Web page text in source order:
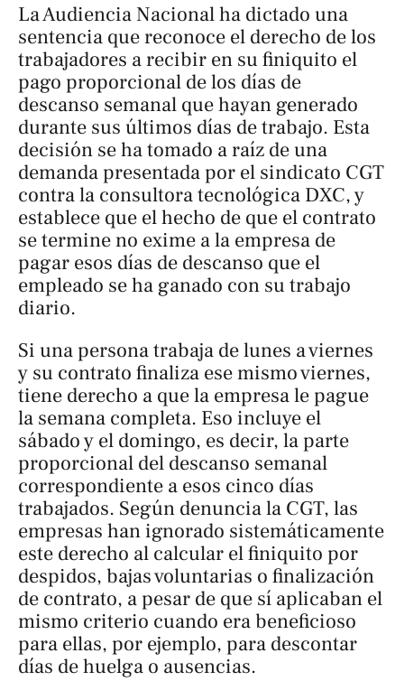
La Audiencia Nacional ha dictado una
sentencia que reconoce el derecho de los
trabajadores a recibir en su finiquito el
pago proporcional de los días de
descanso semanal que hayan generado
durante sus últimos días de trabajo. Esta
decisión se ha tomado a raíz de una
demanda presentada por el sindicato CGT
contra la consultora tecnológica DXC, y
establece que el hecho de que el contrato
se termine no exime a la empresa de
pagar esos días de descanso que el
empleado se ha ganado con su trabajo
diario.
Si una persona trabaja de lunes a viernes
y su contrato finaliza ese mismo viernes,
tiene derecho a que la empresa le pague
la semana completa. Eso incluye el
sábado y el domingo, es decir, la parte
proporcional del descanso semanal
correspondiente a esos cinco días
trabajados. Según denuncia la CGT, las
empresas han ignorado sistemáticamente
este derecho al calcular el finiquito por
despidos, bajas voluntarias o finalización
de contrato, a pesar de que sí aplicaban el
mismo criterio cuando era beneficioso
para ellas, por ejemplo, para descontar
días de huelga o ausencias.